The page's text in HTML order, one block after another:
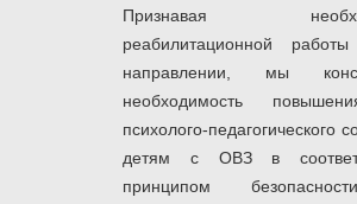
Признавая
реабилитационной
направлении, мы
необходимость
психолого-педагогического
детям с ОВЗ в
принципом